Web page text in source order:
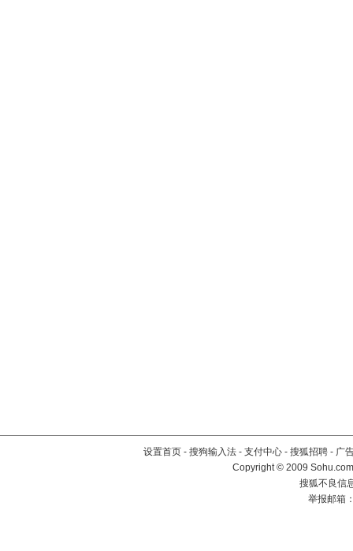
设置首页 - 搜狗输入法 - 支付中心 - 搜狐招聘 - 广
Copyright © 2009
搜狐不良信
举报邮箱